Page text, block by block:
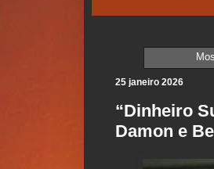
25 janeiro 2026
“Dinheiro
Damon e